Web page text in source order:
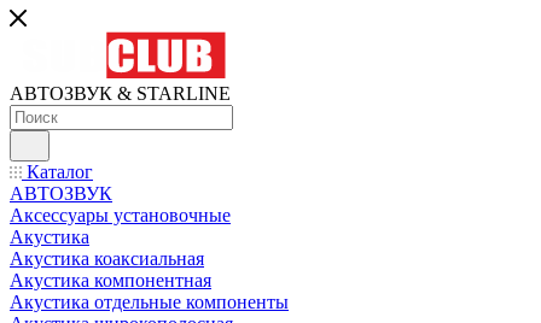
АВТОЗВУК & STARLINE
Каталог
АВТОЗВУК
Аксессуары установочные
Акустика
Акустика коаксиальная
Акустика компонентная
Акустика отдельные компоненты